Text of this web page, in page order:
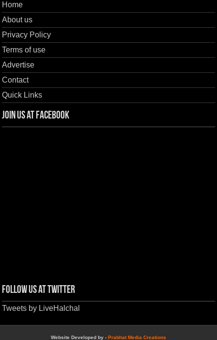
Home
About us
Privacy Policy
Terms of use
Advertise
Contact
Quick Links
Join us at Facebook
Follow us at Twitter
Tweets by LiveHalchal
Website Developed by - Prabhat Media Creations